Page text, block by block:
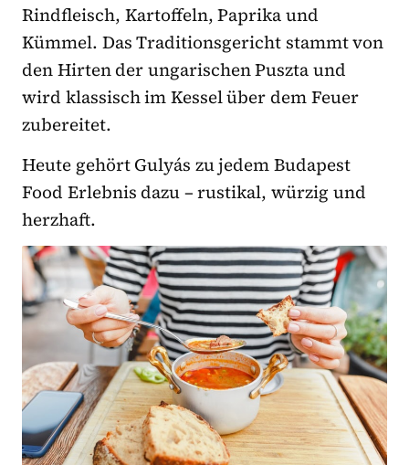
Rindfleisch, Kartoffeln, Paprika und
Kümmel. Das Traditionsgericht stammt von
den Hirten der ungarischen Puszta und
wird klassisch im Kessel über dem Feuer
zubereitet.
Heute gehört Gulyás zu jedem Budapest
Food Erlebnis dazu – rustikal, würzig und
herzhaft.